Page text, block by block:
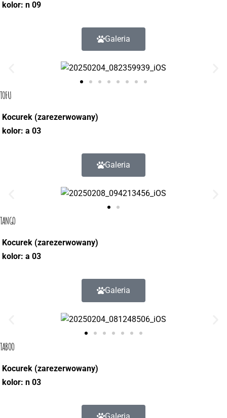
kolor: n 09
Galeria
TOFU
Kocurek (zarezerwowany)
kolor: a 03
Galeria
TANGO
Kocurek (zarezerwowany)
kolor: a 03
Galeria
TABOO
Kocurek (zarezerwowany)
kolor: n 03
Galeria